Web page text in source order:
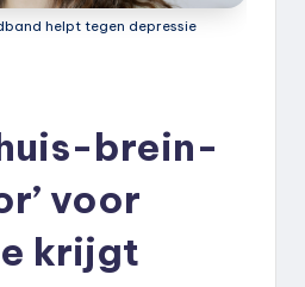
helpt tegen depressie
brein-
voor
krijgt